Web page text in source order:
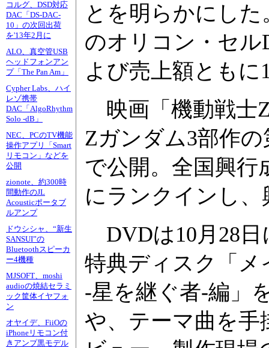
コルグ、DSD対応
DAC「DS-DAC-
10」の次回出荷
を'13年2月に
ALO、真空管USB
ヘッドフォンアン
プ「The Pan Am」
Cypher Labs、ハイ
レゾ携帯
DAC「AlgoRhythm
Solo -dB」
NEC、PCのTV機能
操作アプリ「Smart
リモコン」などを
公開
zionote、約300時
間動作のJL
Acousticポータブ
ルアンプ
ドウシシャ、“新生
SANSUI”の
Bluetoothスピーカ
ー4機種
MJSOFT、moshi
audioの焼結セラミ
ック筐体イヤフォ
ン
オヤイデ、FiiOの
iPhoneリモコン付
きアンプ黒モデル
とを明らかにした
のオリコン・セ
よび売上額とも
映画「機動戦士
Zガンダム3部作
で公開。全国興行
にランクインし、
DVDは10月28日
特典ディスク「
-星を継ぐ者-編」
や、テーマ曲を手